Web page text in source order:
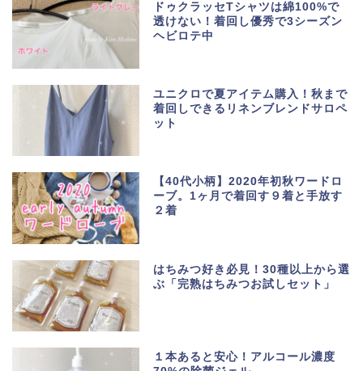
ドゥクラッセTシャツは綿100%で
透けない！着回し優秀で3シーズン
ヘビロテ中
ユニクロで夏アイテム購入！秋まで
着回しできるリネンブレンドサロペ
ット
【40代小柄】2020年初秋ワードロ
ーブ。1ヶ月で着回す９着と手放す
２着
はちみつ好き必見！30種以上から選
ぶ「完熟はちみつお試しセット」
１本あると安心！アルコール濃度